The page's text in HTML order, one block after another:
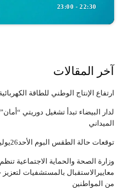
22:30 - 23:00
آخر المقالات
ارتفاع الإنتاج الوطني للطاقة الكهربائية بـ 0,4 في
لدار البيضاء تبدأ تشغيل دوريتي
الميداني
توقعات حالة الطقس البوم الأحد26يوليوز
وزارة الصحة والحماية الاجتماعية
معاييرالاستقبال بالمستشفيات
من المواطنين